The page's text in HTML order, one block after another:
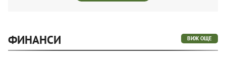
ФИНАНСИ ВИЖ ОЩЕ